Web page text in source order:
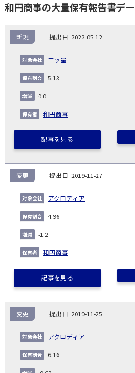
和円商事の大量保有報告書デ
NO.
告
義
務
発
生
日
出
コー
2022-05-12
三ッ星
新規
5.13
0.0
和円商事
記事を見る
2019-11-27
アクロディア
変更
4.96
-1.2
和円商事
記事を見る
2019-11-25
アクロディア
変更
6.16